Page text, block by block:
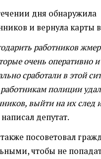
дня обнаружила
и вернула карты
работников
очень оперативно и
сработали в этой
полиции
выйти на их след
депутат.
посоветовал
чтобы не